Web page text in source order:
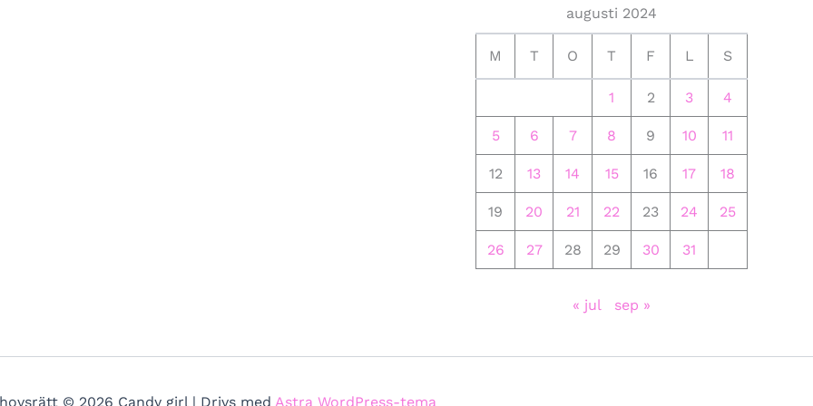
augusti 2024
M T O T F L S
1 2 3 4
5 6 7 8 9 10 11
12 13 14 15 16 17 18
19 20 21 22 23 24 25
26 27 28 29 30 31
« jul sep »
© 2026 Candy girl | Drivs med Astra WordPress-tema